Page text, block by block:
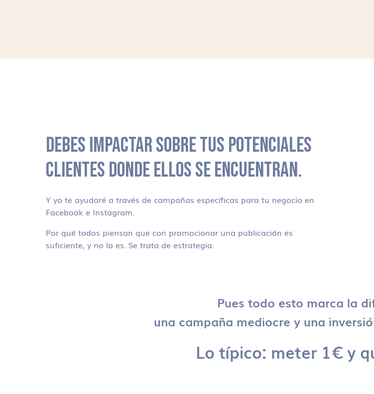
DEBES IMPACTAR SOBRE TUS POTENCIALES
CLIENTES DONDE ELLOS SE ENCUENTRAN.
Y yo te ayudaré a través de campañas específicas para tu negocio en
Facebook e Instagram.
Por qué todos piensan que con promocionar una publicación es
suficiente, y no lo es. Se trata de estrategia.
Pues todo esto marca la
una campaña mediocre y una
Lo típico: meter 1€ y